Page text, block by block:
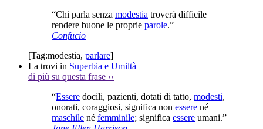
“Chi parla senza modestia troverà difficile
rendere buone le proprie parole.”
Confucio
[Tag:modestia, parlare]
La trovi in Superbia e Umiltà
di più su questa frase ››
“Essere docili, pazienti, dotati di tatto, modesti,
onorati, coraggiosi, significa non essere né
maschile né femminile; significa essere umani.”